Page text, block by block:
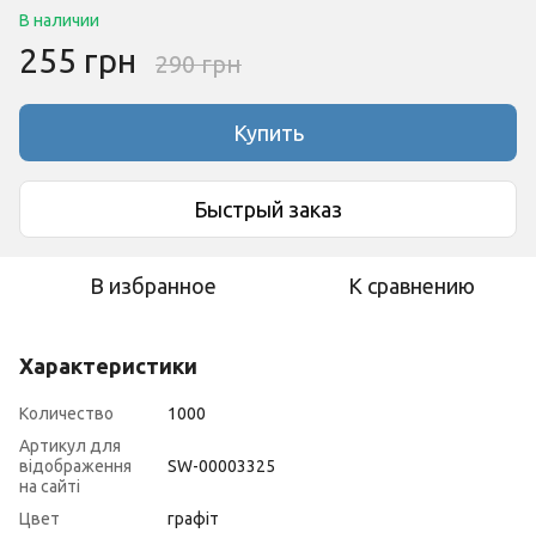
В наличии
255 грн 290 грн
Купить
Быстрый заказ
В избранное К сравнению
Характеристики
Количество
1000
Артикул для
відображення
на сайті
SW-00003325
Цвет
графіт